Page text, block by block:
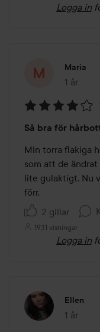
Logga in
Maria
1 år
Inlägget
4
av
5
Så bra för
Min torra flakiga
som att de
lite gulaktigt. Nu
förr.
2 gillar
1931 visningar
Logga in
Ellen
1 år
Inlägget